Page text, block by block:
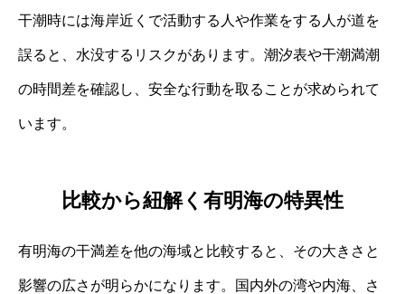
干潮時には海岸近くで活動する人や作業をする人が道を
誤ると、水没するリスクがあります。潮汐表や干潮満潮
の時間差を確認し、安全な行動を取ることが求められて
います。
比較から紐解く有明海の特異性
有明海の干満差を他の海域と比較すると、その大きさと
影響の広さが明らかになります。国内外の湾や内海、さ